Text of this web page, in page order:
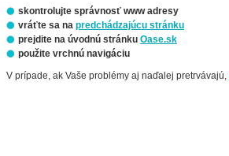
skontrolujte správnosť www adresy
vráťte sa na predchádzajúcu stránku
prejdite na úvodnú stránku Oase.sk
použite vrchnú navigáciu
V prípade, ak Vaše problémy aj naďalej pretrvávajú,